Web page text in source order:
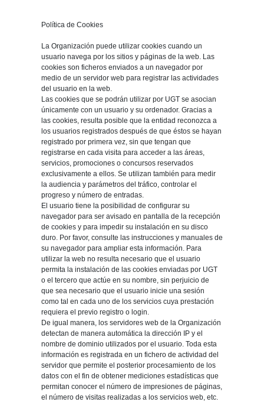
Política de Cookies
La Organización puede utilizar cookies cuando un
usuario navega por los sitios y páginas de la web. Las
cookies son ficheros enviados a un navegador por
medio de un servidor web para registrar las actividades
del usuario en la web.
Las cookies que se podrán utilizar por UGT se asocian
únicamente con un usuario y su ordenador. Gracias a
las cookies, resulta posible que la entidad reconozca a
los usuarios registrados después de que éstos se hayan
registrado por primera vez, sin que tengan que
registrarse en cada visita para acceder a las áreas,
servicios, promociones o concursos reservados
exclusivamente a ellos. Se utilizan también para medir
la audiencia y parámetros del tráfico, controlar el
progreso y número de entradas.
El usuario tiene la posibilidad de configurar su
navegador para ser avisado en pantalla de la recepción
de cookies y para impedir su instalación en su disco
duro. Por favor, consulte las instrucciones y manuales de
su navegador para ampliar esta información. Para
utilizar la web no resulta necesario que el usuario
permita la instalación de las cookies enviadas por UGT
o el tercero que actúe en su nombre, sin perjuicio de
que sea necesario que el usuario inicie una sesión
como tal en cada uno de los servicios cuya prestación
requiera el previo registro o login.
De igual manera, los servidores web de la Organización
detectan de manera automática la dirección IP y el
nombre de dominio utilizados por el usuario. Toda esta
información es registrada en un fichero de actividad del
servidor que permite el posterior procesamiento de los
datos con el fin de obtener mediciones estadísticas que
permitan conocer el número de impresiones de páginas,
el número de visitas realizadas a los servicios web, etc.